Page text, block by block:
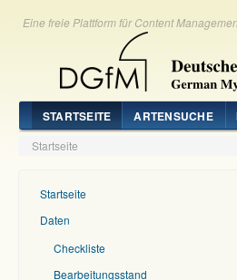
Eine freie Plattform für Content
STARTSEITE ARTENSUCHE
Startseite
Startseite
Daten
Checkliste
Bearbeitungsstand